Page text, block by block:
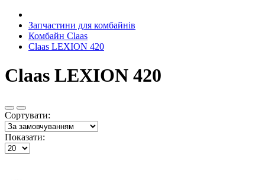
Запчастини для комбайнів
Комбайн Claas
Claas LEXION 420
Claas LEXION 420
Сортувати:
Показати: